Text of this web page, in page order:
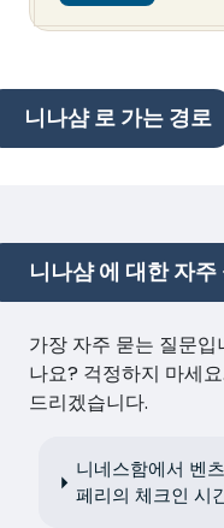
니나샴 로 가는 경로
니나샴 에 대한 자
가장 자주 묻는 질문
나요? 걱정하지 마세
드리겠습니다.
니네스함에서 벤
페리의 체크인 시